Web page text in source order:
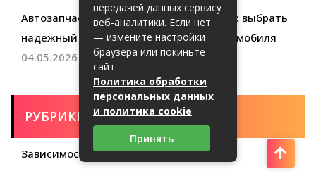
Автозапчасти и подбор по ВИН коду: как выбрать
надежный автомагазин для своего автомобиля
04.05.2026
РУБРИКИ
Зависимость от ТВ
передачей данных сервису
веб-аналитики. Если нет
— измените настройки
браузера или покиньте
сайт.
Политика обработки
персональных данных
и политика cookie
Принять